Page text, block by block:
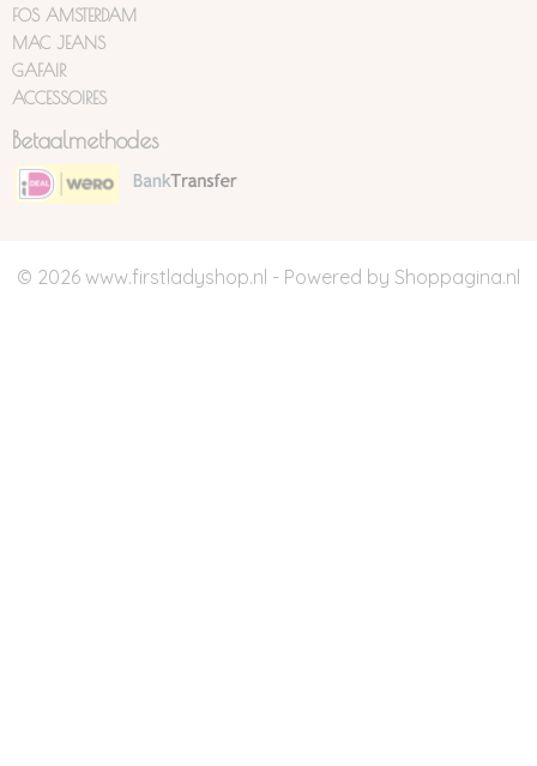
FOS AMSTERDAM
MAC JEANS
GAFAIR
ACCESSOIRES
Betaalmethodes
© 2026 www.firstladyshop.nl - Powered by Shoppagina.nl